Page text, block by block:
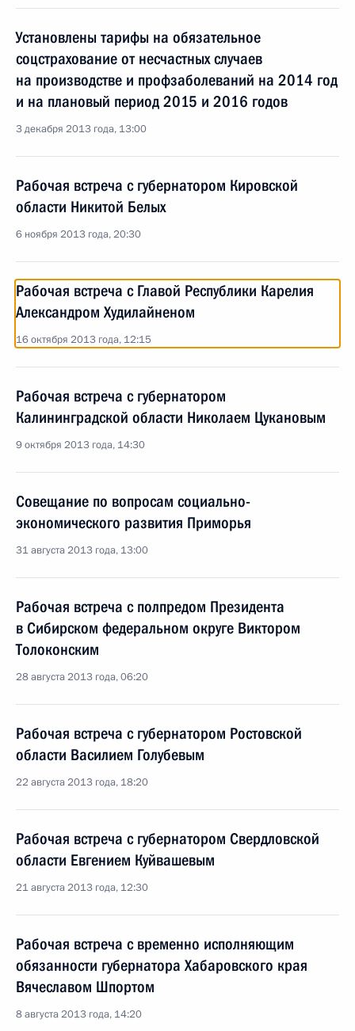
Установлены тарифы на обязательное
соцстрахование от несчастных случаев
на производстве и профзаболеваний на 2014 год
и на плановый период 2015 и 2016 годов
3 декабря 2013 года, 13:00
Рабочая встреча с губернатором Кировской
области Никитой Белых
6 ноября 2013 года, 20:30
Рабочая встреча с Главой Республики Карелия
Александром Худилайненом
16 октября 2013 года, 12:15
Рабочая встреча с губернатором
Калининградской области Николаем Цукановым
9 октября 2013 года, 14:30
Совещание по вопросам социально-
экономического развития Приморья
31 августа 2013 года, 13:00
Рабочая встреча с полпредом Президента
в Сибирском федеральном округе Виктором
Толоконским
28 августа 2013 года, 06:20
Рабочая встреча с губернатором Ростовской
области Василием Голубевым
22 августа 2013 года, 18:20
Рабочая встреча с губернатором Свердловской
области Евгением Куйвашевым
21 августа 2013 года, 12:30
Рабочая встреча с временно исполняющим
обязанности губернатора Хабаровского края
Вячеславом Шпортом
8 августа 2013 года, 14:20